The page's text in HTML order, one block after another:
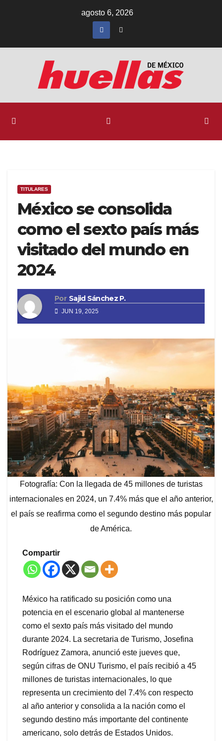
agosto 6, 2026
TITULARES
México se consolida
como el sexto país más
visitado del mundo en
2024
Por Sajid Sánchez P.
JUN 19, 2025
Fotografía: Con la llegada de 45 millones de turistas
internacionales en 2024, un 7.4% más que el año anterior,
el país se reafirma como el segundo destino más popular
de América.
Compartir
México ha ratificado su posición como una
potencia en el escenario global al mantenerse
como el sexto país más visitado del mundo
durante 2024. La secretaria de Turismo, Josefina
Rodríguez Zamora, anunció este jueves que,
según cifras de ONU Turismo, el país recibió a 45
millones de turistas internacionales, lo que
representa un crecimiento del 7.4% con respecto
al año anterior y consolida a la nación como el
segundo destino más importante del continente
americano, solo detrás de Estados Unidos.